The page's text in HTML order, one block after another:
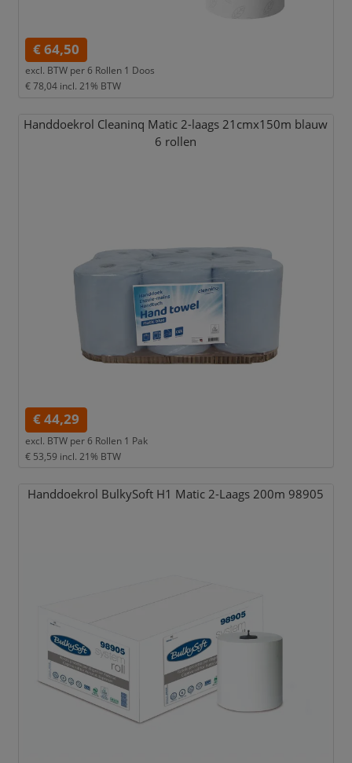
€ 64,50
excl. BTW per6 Rollen 1 Doos
€ 78,04 incl. 21% BTW
Handdoekrol Cleaninq Matic 2-laags 21cmx150m blauw
6 rollen
€ 44,29
excl. BTW per6 Rollen 1 Pak
€ 53,59 incl. 21% BTW
Handdoekrol BulkySoft H1 Matic 2-Laags 200m 98905